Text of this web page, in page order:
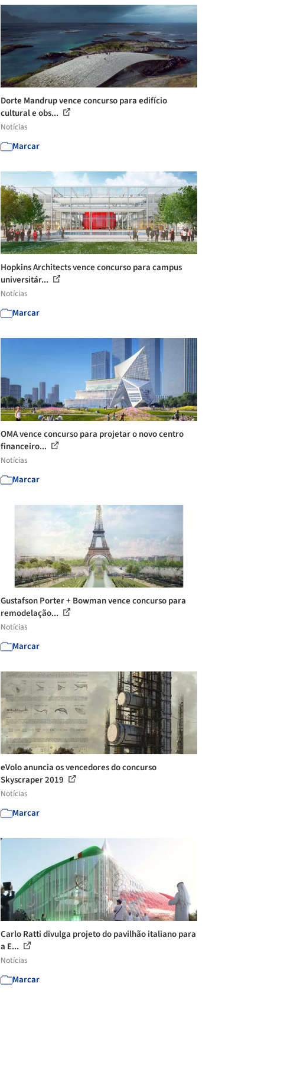
Dorte Mandrup vence concurso para edifício
cultural e obs...
Notícias
Marcar
Hopkins Architects vence concurso para campus
universitár...
Notícias
Marcar
OMA vence concurso para projetar o novo centro
financeiro...
Notícias
Marcar
Gustafson Porter + Bowman vence concurso para
remodelação...
Notícias
Marcar
eVolo anuncia os vencedores do concurso
Skyscraper 2019
Notícias
Marcar
Carlo Ratti divulga projeto do pavilhão italiano para
a E...
Notícias
Marcar